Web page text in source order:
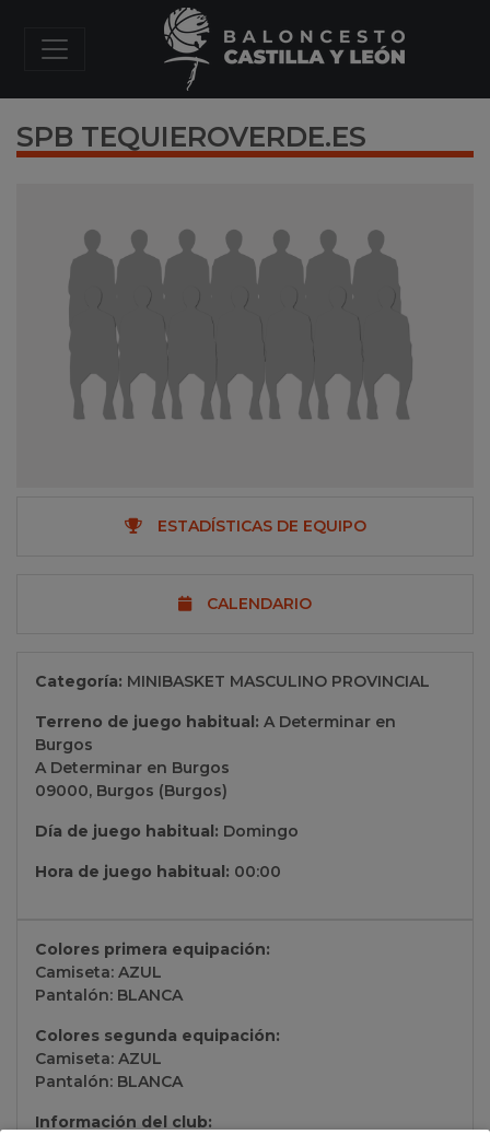
SPB TEQUIEROVERDE.ES
ESTADÍSTICAS DE EQUIPO
CALENDARIO
Categoría: MINIBASKET MASCULINO PROVINCIAL
Terreno de juego habitual: A Determinar en
Burgos
A Determinar en Burgos
09000, Burgos (Burgos)
Día de juego habitual: Domingo
Hora de juego habitual: 00:00
Colores primera equipación:
Camiseta: AZUL
Pantalón: BLANCA
Colores segunda equipación:
Camiseta: AZUL
Pantalón: BLANCA
Información del club: